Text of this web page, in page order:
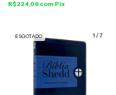
R$224,06 com Pix
1 /7
ESGOTADO